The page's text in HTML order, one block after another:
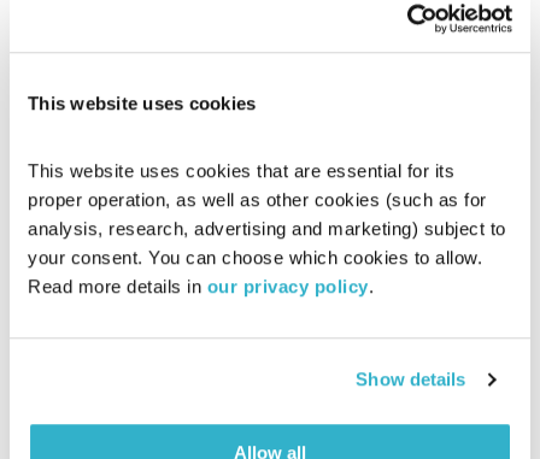
This website uses cookies
This website uses cookies that are essential for its
proper operation, as well as other cookies (such as for
analysis, research, advertising and marketing) subject to
your consent. You can choose which cookies to allow.
Read more details in our privacy policy.
Show details
Allow all
התעוררות
גליה גלעדי
04.03.24
01:28:44
גליה גלעדי מזמינה אתכם להתעורר יחדיו בכל בוקר, עם מוזיקה